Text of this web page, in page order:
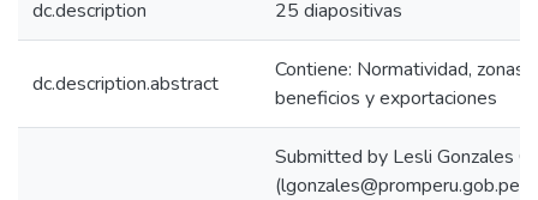
dc.description 25 diapositivas
dc.description.abstract
Contiene: Normatividad, zonas,
beneficios y exportaciones
Submitted by Lesli Gonzales